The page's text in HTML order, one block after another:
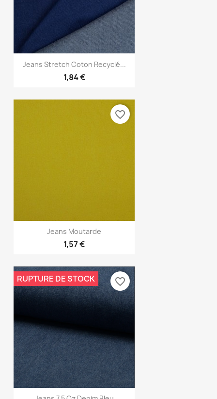
Aperçu rapide
Jeans Stretch Coton Recyclé...
1,84 €
Aperçu rapide
Jeans Moutarde
1,57 €
favorite_border
RUPTURE DE STOCK favorite_border